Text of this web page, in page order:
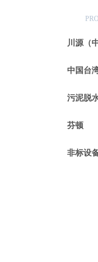
川源（
中国台
污泥脱
芬顿
非标设